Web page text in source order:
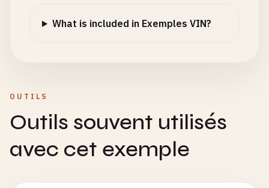
# --- UK Vehicles ---
# Jaguar (United Kingdom)
What is included in Exemples VIN?
OUTILS
Outils souvent utilisés
avec cet exemple